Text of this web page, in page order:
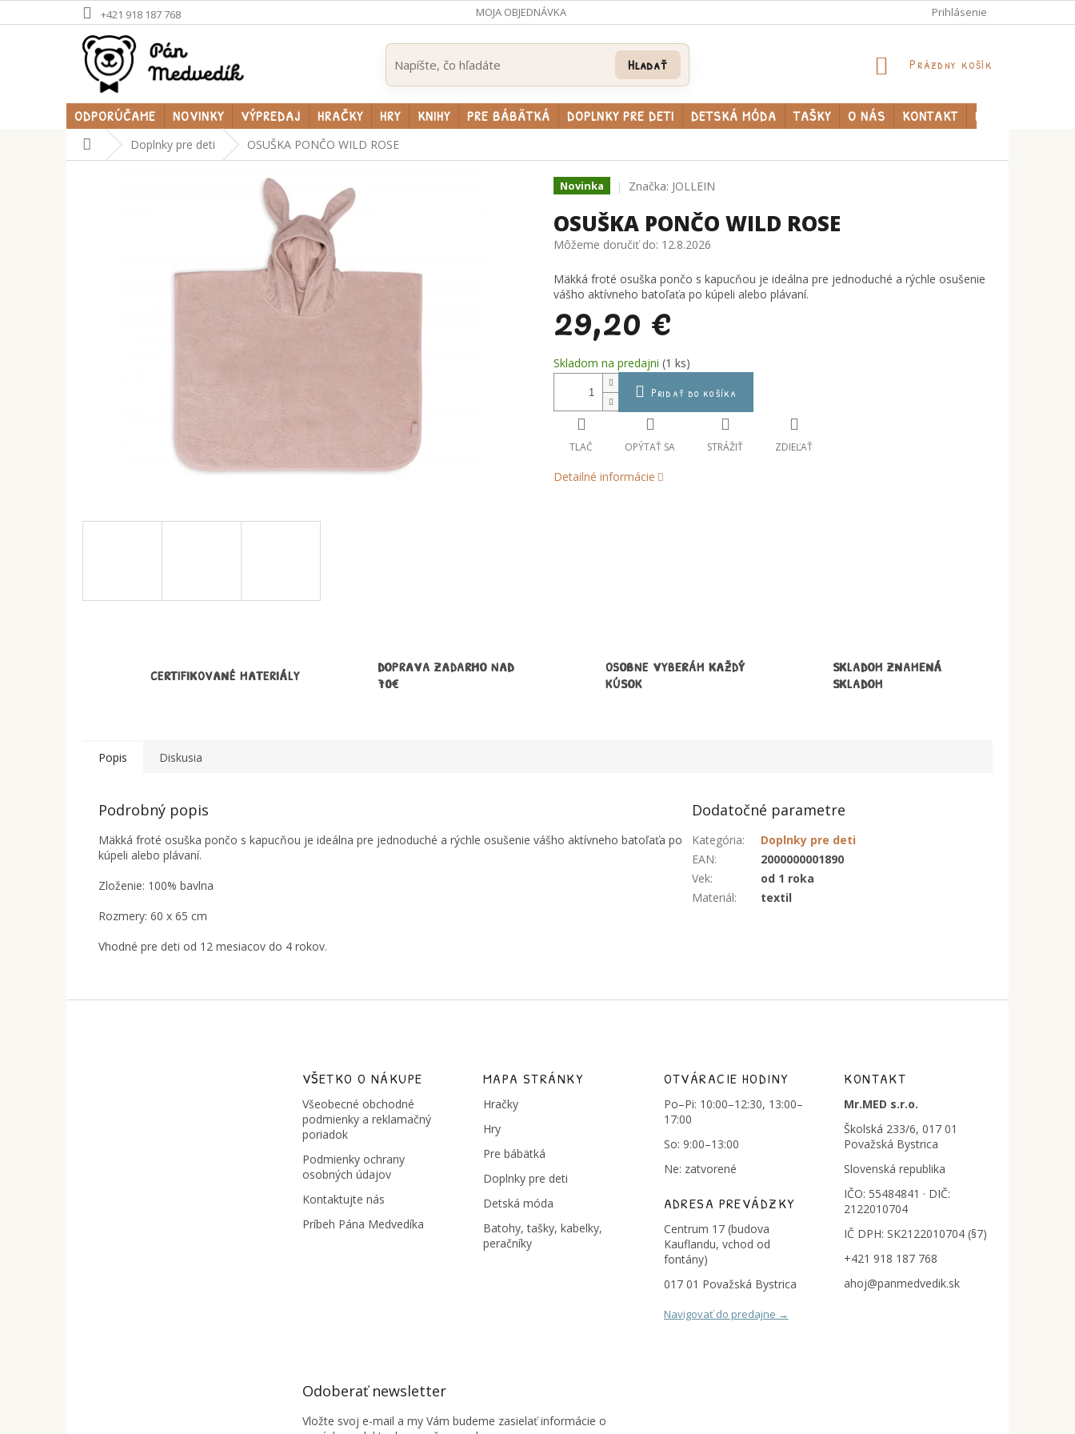
na
+421 918 187 768 MOJA OBJEDNÁVKA Prihlásenie
Hľadať
NÁKUPNÝ
Prázdny košík
ODPORÚČAME NOVINKY VÝPREDAJ HRAČKY HRY KNIHY PRE BÁBÄTKÁ DOPLNKY PRE DETI DETSKÁ MÓDA TAŠKY O NÁS KONTAKT PREDÁVANÉ
DomovDoplnky pre deti OSUŠKA PONČO WILD ROSE
Novinka Značka: JOLLEIN
OSUŠKA PONČO WILD ROSE
29,20 €
Jednotková
cena:
Skladom na predajni (1 ks)
Môžeme doručiť do: 12.8.2026
Pridať do košíka
Mäkká froté osuška pončo s kapucňou je ideálna pre jednoduché a rýchle osušenie
vášho aktívneho batoľaťa po kúpeli alebo plávaní.
Detailné informácie
TLAČ OPÝTAŤ SA STRÁŽIŤ ZDIEĽAŤ
CERTIFIKOVANÉ MATERIÁLY
DOPRAVA ZADARMO NAD
70€
OSOBNE VYBERÁM KAŽDÝ
KÚSOK
SKLADOM ZNAMENÁ
SKLADOM
Popis Diskusia
Podrobný popis
Mäkká froté osuška pončo s kapucňou je ideálna pre jednoduché a rýchle osušenie vášho aktívneho batoľaťa po
kúpeli alebo plávaní.
Zloženie: 100% bavlna
Rozmery: 60 x 65 cm
Vhodné pre deti od 12 mesiacov do 4 rokov.
Dodatočné parametre
Kategória:
Doplnky pre deti
EAN:
2000000001890
Vek:
od 1 roka
Materiál: textil
VŠETKO O NÁKUPE
Všeobecné obchodné
podmienky a reklamačný
poriadok
Podmienky ochrany
osobných údajov
Kontaktujte nás
Príbeh Pána Medvedíka
MAPA STRÁNKY
Hračky
Hry
Pre bábätká
Doplnky pre deti
Detská móda
Batohy, tašky, kabelky,
peračníky
OTVÁRACIE HODINY
Po–Pi: 10:00–12:30, 13:00–
17:00
So: 9:00–13:00
Ne: zatvorené
ADRESA PREVÁDZKY
Centrum 17 (budova
Kauflandu, vchod od
fontány)
017 01 Považská Bystrica
Navigovať do predajne →
KONTAKT
Mr.MED s.r.o.
Školská 233/6, 017 01
Považská Bystrica
Slovenská republika
IČO: 55484841 · DIČ:
2122010704
IČ DPH: SK2122010704 (§7)
+421 918 187 768
ahoj@panmedvedik.sk
Odoberať newsletter
Vložte svoj e-mail a my Vám budeme zasielať informácie o